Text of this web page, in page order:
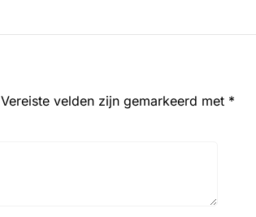
Vereiste velden zijn gemarkeerd met *